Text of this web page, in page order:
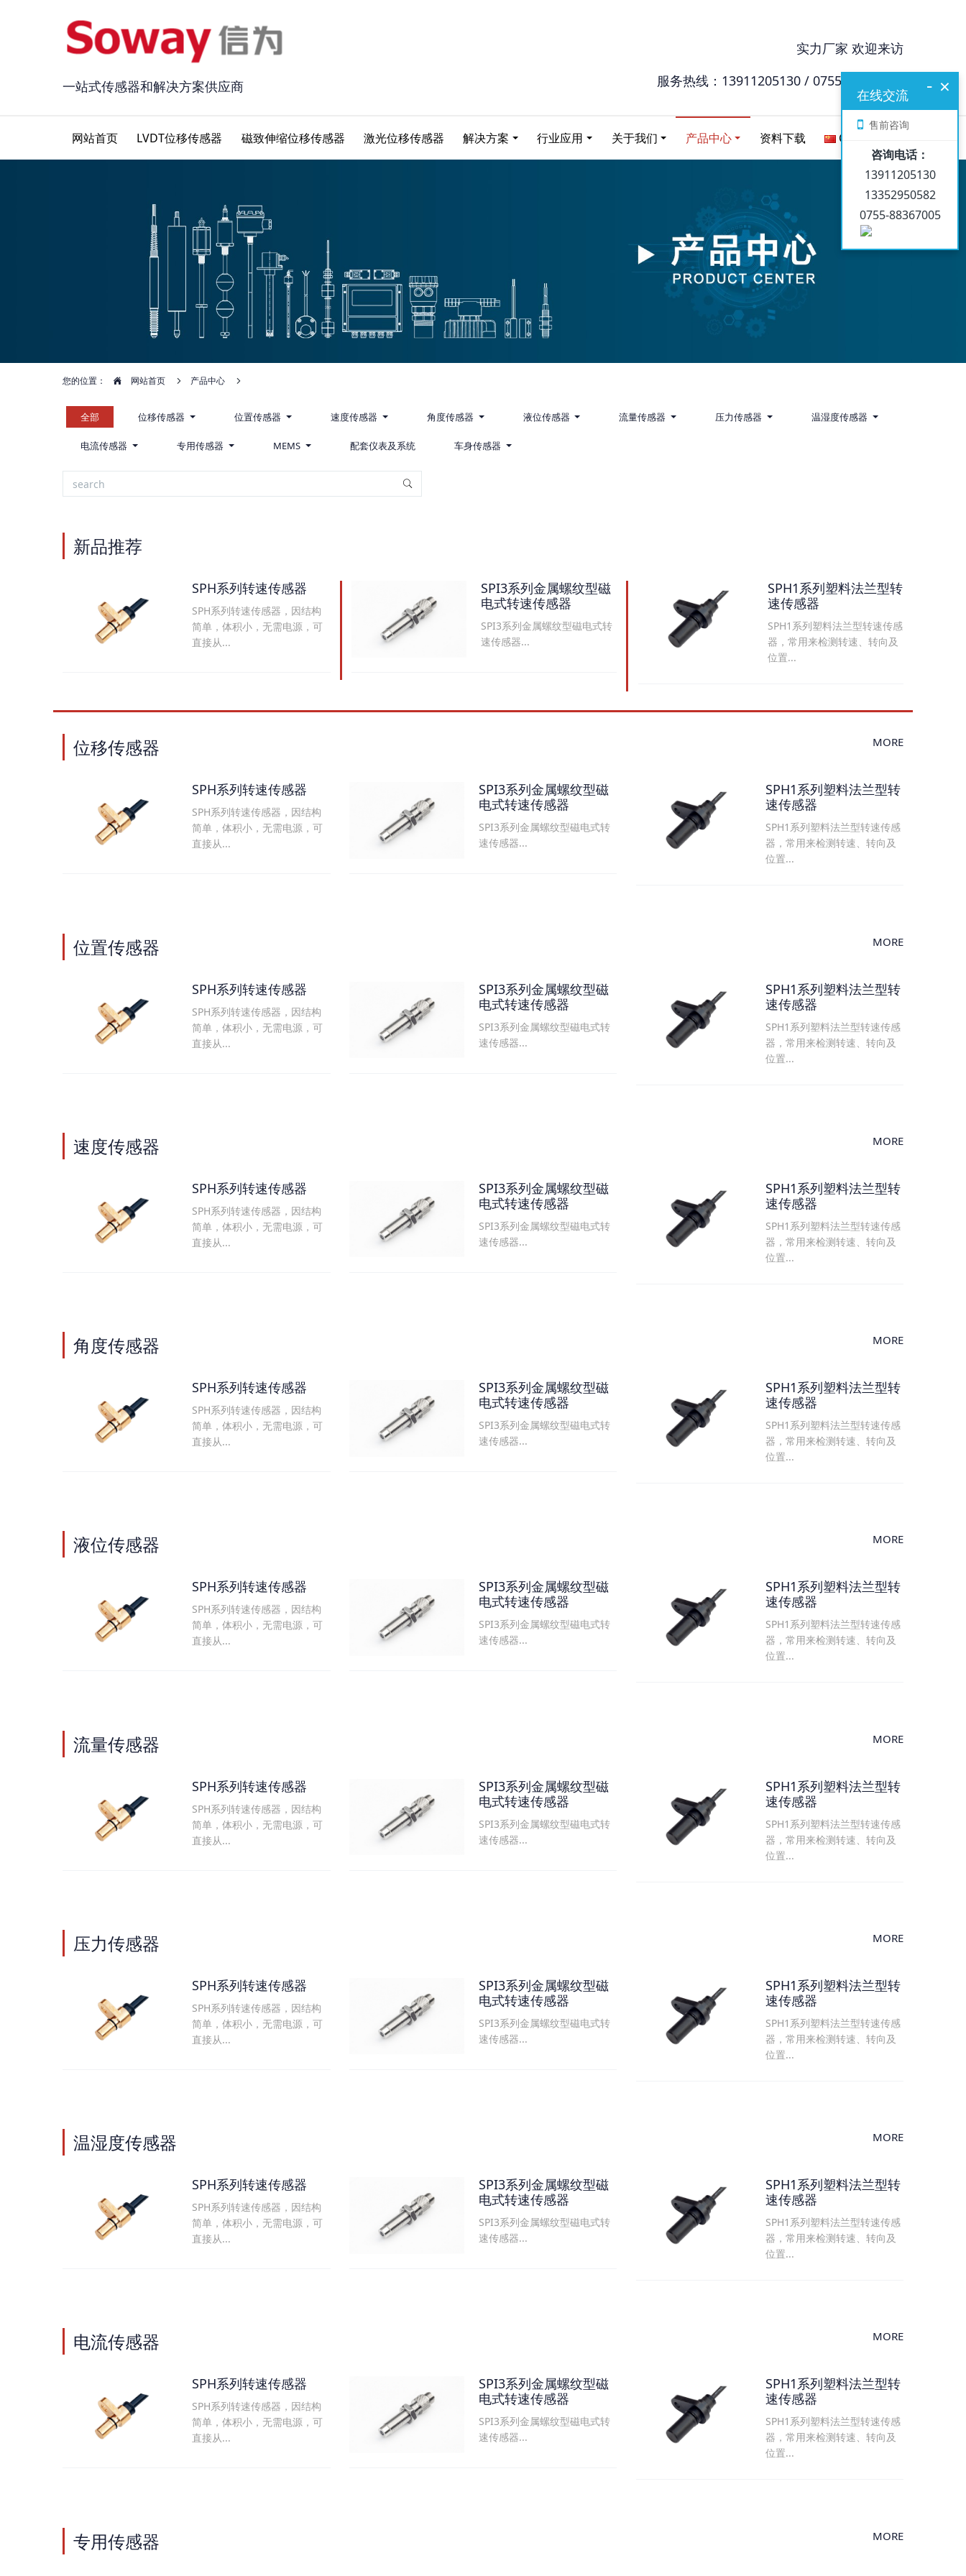
一站式传感器和解决方案供应商
实力厂家 欢迎来访
服务热线：13911205130 / 0755-88367005
网站首页 LVDT位移传感器 磁致伸缩位移传感器 激光位移传感器 解决方案 行业应用 关于我们 产品中心 资料下载 Chinese
您的位置： 网站首页 产品中心
全部 位移传感器 位置传感器 速度传感器 角度传感器 液位传感器 流量传感器 压力传感器 温湿度传感器
电流传感器 专用传感器 MEMS 配套仪表及系统 车身传感器
新品推荐
SPH系列转速传感器
SPH系列转速传感器，因结构
简单，体积小，无需电源，可
直接从...
SPI3系列金属螺纹型磁
电式转速传感器
SPI3系列金属螺纹型磁电式转
速传感器...
SPH1系列塑料法兰型转
速传感器
SPH1系列塑料法兰型转速传感
器，常用来检测转速、转向及
位置...
位移传感器 MORE
SPH系列转速传感器
SPH系列转速传感器，因结构
简单，体积小，无需电源，可
直接从...
SPI3系列金属螺纹型磁
电式转速传感器
SPI3系列金属螺纹型磁电式转
速传感器...
SPH1系列塑料法兰型转
速传感器
SPH1系列塑料法兰型转速传感
器，常用来检测转速、转向及
位置...
位置传感器 MORE
SPH系列转速传感器
SPH系列转速传感器，因结构
简单，体积小，无需电源，可
直接从...
SPI3系列金属螺纹型磁
电式转速传感器
SPI3系列金属螺纹型磁电式转
速传感器...
SPH1系列塑料法兰型转
速传感器
SPH1系列塑料法兰型转速传感
器，常用来检测转速、转向及
位置...
速度传感器 MORE
SPH系列转速传感器
SPH系列转速传感器，因结构
简单，体积小，无需电源，可
直接从...
SPI3系列金属螺纹型磁
电式转速传感器
SPI3系列金属螺纹型磁电式转
速传感器...
SPH1系列塑料法兰型转
速传感器
SPH1系列塑料法兰型转速传感
器，常用来检测转速、转向及
位置...
角度传感器 MORE
SPH系列转速传感器
SPH系列转速传感器，因结构
简单，体积小，无需电源，可
直接从...
SPI3系列金属螺纹型磁
电式转速传感器
SPI3系列金属螺纹型磁电式转
速传感器...
SPH1系列塑料法兰型转
速传感器
SPH1系列塑料法兰型转速传感
器，常用来检测转速、转向及
位置...
液位传感器 MORE
SPH系列转速传感器
SPH系列转速传感器，因结构
简单，体积小，无需电源，可
直接从...
SPI3系列金属螺纹型磁
电式转速传感器
SPI3系列金属螺纹型磁电式转
速传感器...
SPH1系列塑料法兰型转
速传感器
SPH1系列塑料法兰型转速传感
器，常用来检测转速、转向及
位置...
流量传感器 MORE
SPH系列转速传感器
SPH系列转速传感器，因结构
简单，体积小，无需电源，可
直接从...
SPI3系列金属螺纹型磁
电式转速传感器
SPI3系列金属螺纹型磁电式转
速传感器...
SPH1系列塑料法兰型转
速传感器
SPH1系列塑料法兰型转速传感
器，常用来检测转速、转向及
位置...
压力传感器 MORE
SPH系列转速传感器
SPH系列转速传感器，因结构
简单，体积小，无需电源，可
直接从...
SPI3系列金属螺纹型磁
电式转速传感器
SPI3系列金属螺纹型磁电式转
速传感器...
SPH1系列塑料法兰型转
速传感器
SPH1系列塑料法兰型转速传感
器，常用来检测转速、转向及
位置...
温湿度传感器 MORE
SPH系列转速传感器
SPH系列转速传感器，因结构
简单，体积小，无需电源，可
直接从...
SPI3系列金属螺纹型磁
电式转速传感器
SPI3系列金属螺纹型磁电式转
速传感器...
SPH1系列塑料法兰型转
速传感器
SPH1系列塑料法兰型转速传感
器，常用来检测转速、转向及
位置...
电流传感器 MORE
SPH系列转速传感器
SPH系列转速传感器，因结构
简单，体积小，无需电源，可
直接从...
SPI3系列金属螺纹型磁
电式转速传感器
SPI3系列金属螺纹型磁电式转
速传感器...
SPH1系列塑料法兰型转
速传感器
SPH1系列塑料法兰型转速传感
器，常用来检测转速、转向及
位置...
专用传感器 MORE
×
-
在线交流
售前咨询
咨询电话：
13911205130
13352950582
0755-88367005